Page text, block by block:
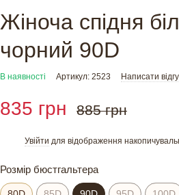
Жіноча спідня
чорний 90D
В наявності Артикул: 2523 Написати
835 грн 885 грн
Увійти для відображення
Розмір бюстгальтера